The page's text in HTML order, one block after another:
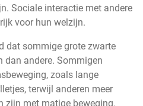
Sociale interactie met andere
voor hun welzijn.
dat sommige grote zwarte
dan andere. Sommigen
zoals lange
terwijl anderen meer
zijn met matige beweging.